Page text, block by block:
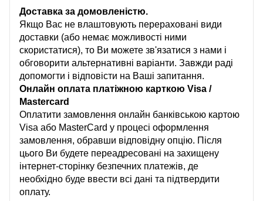
Доставка за домовленістю.
Якщо Вас не влаштовують перераховані види
доставки (або немає можливості ними
скористатися), то Ви можете зв'язатися з нами і
обговорити альтернативні варіанти. Завжди раді
допомогти і відповісти на Ваші запитання.
Онлайн оплата платіжною карткою Visa /
Mastercard
Оплатити замовлення онлайн банківською картою
Visa або MasterCard у процесі оформлення
замовлення, обравши відповідну опцію. Після
цього Ви будете переадресовані на захищену
інтернет-сторінку безпечних платежів, де
необхідно буде ввести всі дані та підтвердити
оплату.